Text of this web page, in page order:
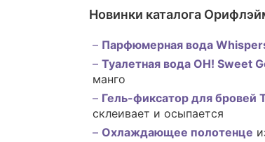
Новинки каталога
Парфюмерная вода
Туалетная вода OH! Sweet
манго
Гель-фиксатор для бровей
склеивает и осыпается
Охлаждающее полотенце